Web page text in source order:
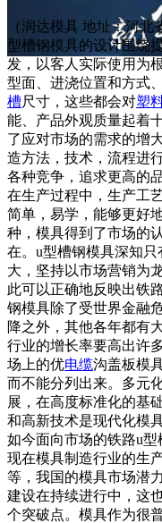
（润达模具 地址：河
型槽钢模具的设计围绕
发，以客人实际使用为
型面、进浇位置和方式
槽尺寸，这些都会对塑
能、产品外观质量起着
了应对市场的需求的增
造方法，技术，流程进
各种竞争，追求更高的
在生产过程中，生产工
简单，易学，能够更好
种，模具得到了市场的
在。u型槽钢模具深知
大，坚持以市场营销为
此可以正确地反映出铁
钢模具除了受世界金融
降之外，其他各年都有
行业的增长率要高出许
场上的优电缆沟盖板模
而不能分列出来。多元
展，在高度标准化的基
和高新技术是现代化模
如今面向市场的铁路u
现在模具制造行业的生
等，我国的模具市场潜
建设在持续进行中，这
个突破点。模具作为很